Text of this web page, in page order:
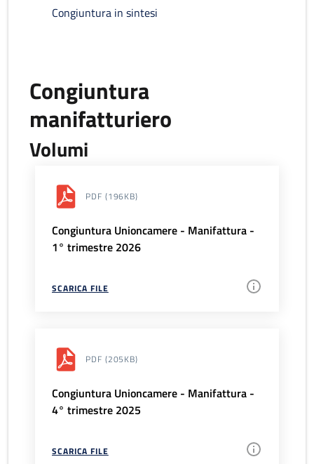
Congiuntura in sintesi
Congiuntura
manifatturiero
Volumi
PDF (196KB)
Congiuntura Unioncamere - Manifattura -
1° trimestre 2026
SCARICA FILE
PDF (205KB)
Congiuntura Unioncamere - Manifattura -
4° trimestre 2025
SCARICA FILE